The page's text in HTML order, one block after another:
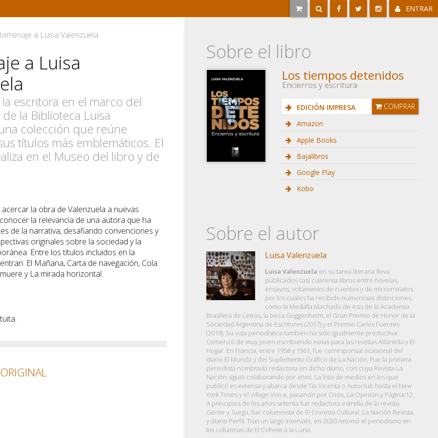
ENTRAR
a Luisa Valenzuela
a Luisa
escritora en el marco del
la Biblioteca Luisa
colección que reúne
títulos más emblemáticos. El
en el Museo del libro y de
la obra de Valenzuela a nuevas
la relevancia de una autora que ha
de la narrativa, desafiando convenciones y
originales sobre la sociedad y la
Entre los títulos incluidos en la
El Mañana, Carta de navegación, Cola
y La mirada horizontal.
Sobre el libro
Los tiempos detenidos
Encierros y escritura
EDICIÓN IMPRESA
COMPRAR
Amazon
Apple Books
Bajalibros
Google Play
Kobo
Sobre el autor
Luisa Valenzuela
Luisa Valenzuela en su tarea literaria lleva
publicados casi cuarenta libros entre novelas,
ensayos, volúmenes de cuentos y de microrrelatos
por los cuales ha recibido numerosas distinciones,
como la Medalla Machado de Asis de la Academia
Brasilera de Letras, la beca Guggenheim, el Gran Premio de Honor de la
Sociedad Argentina de Escritores (2017) y el Premio Carlos Fuentes
(2019). Su vida periodística también ha sido igualmente productiva.
Comenzó de muy joven escribiendo notas para las revistas Atlántida y El
Hogar. En Francia, entre 1958 y 1961, fue corresponsal ocasional del
diario El Mundo y del Suplemento Gráfico de La Nación. Fue la primera
periodista nombrada redactora en dicho diario, con cuya Revista La
Nación siguió colaborando por años. La lista de medios en los que
publicó es extensa y abarca desde Tía Vicenta o Autoclub hasta el New
York Times y el Village Voice, pasando por Crisis, La Opinión y Página/12.
A principios de los años setenta fue redactora estrella de la revista
Gente y, luego, fue columnista de El Cronista Cultural, La Nación Revista,
y diario Perfil. Tras un largo intervalo, en 2020 retomó el periodismo en
las columnas de El Cohete a la Luna.